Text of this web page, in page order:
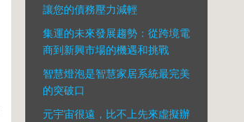
讓您的債務壓力減輕
集運的未來發展趨勢：從跨境電
商到新興市場的機遇和挑戰
智慧燈泡是智慧家居系統最完美
的突破口
元宇宙很遠，比不上先來虛擬辦